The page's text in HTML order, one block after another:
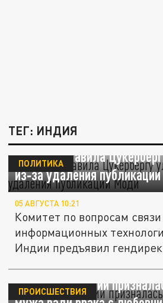
ТЕГ: ИНДИЯ
Индия поставила
из‑за удаления
ПОЛИТИКА
05 АВГУСТА 10:21
Комитет по вопросам
информационных
Индии предъявил
Женщина в Индии
ПРОИСШЕСТВИЯ